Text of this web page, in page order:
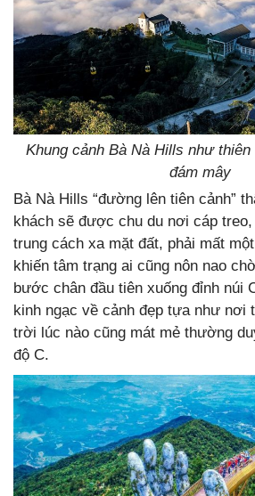
Khung cảnh Bà Nà Hills như
đám mây
Bà Nà Hills “đường lên tiên cảnh”
khách sẽ được chu du nơi cáp
trung cách xa mặt đất, phải mất
khiến tâm trạng ai cũng nôn nao
bước chân đầu tiên xuống đỉnh núi
kinh ngạc về cảnh đẹp tựa như nơi
trời lúc nào cũng mát mẻ thường
độ C.